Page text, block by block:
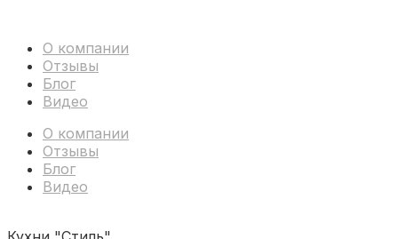
О компании
Отзывы
Блог
Видео
О компании
Отзывы
Блог
Видео